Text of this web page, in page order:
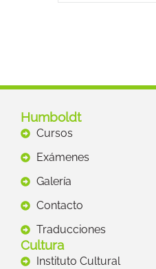
Humboldt
Cursos
Exámenes
Galería
Contacto
Traducciones
Cultura
Instituto Cultural